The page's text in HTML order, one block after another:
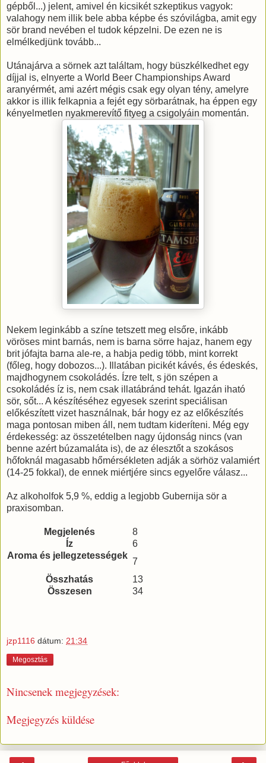
gépből...) jelent, amivel én kicsikét szkeptikus vagyok:
valahogy nem illik bele abba képbe és szóvilágba, amit egy
sör brand nevében el tudok képzelni. De ezen ne is
elmélkedjünk tovább...
Utánajárva a sörnek azt találtam, hogy büszkélkedhet egy
díjjal is, elnyerte a World Beer Championships Award
aranyérmét, ami azért mégis csak egy olyan tény, amelyre
akkor is illik felkapnia a fejét egy sörbarátnak, ha éppen egy
kényelmetlen nyakmerevítő fityeg a csigolyáin momentán.
Nekem leginkább a színe tetszett meg elsőre, inkább
vöröses mint barnás, nem is barna sörre hajaz, hanem egy
brit jófajta barna ale-re, a habja pedig több, mint korrekt
(főleg, hogy dobozos...). Illatában picikét kávés, és édeskés,
majdhogynem csokoládés. Ízre telt, s jön szépen a
csokoládés íz is, nem csak illatábránd tehát. Igazán iható
sör, sőt... A készítéséhez egyesek szerint speciálisan
előkészített vizet használnak, bár hogy ez az előkészítés
maga pontosan miben áll, nem tudtam kideríteni. Még egy
érdekesség: az összetételben nagy újdonság nincs (van
benne azért búzamaláta is), de az élesztőt a szokásos
hőfoknál magasabb hőmérsékleten adják a sörhöz valamiért
(14-25 fokkal), de ennek miértjére sincs egyelőre válasz...
Az alkoholfok 5,9 %, eddig a legjobb Gubernija sör a
praxisomban.
Megjelenés
8
Íz
6
Aroma és jellegzetességek
7
Összhatás
13
Összesen
34
jzp1116 dátum: 21:34
Megosztás
Nincsenek megjegyzések:
Megjegyzés küldése